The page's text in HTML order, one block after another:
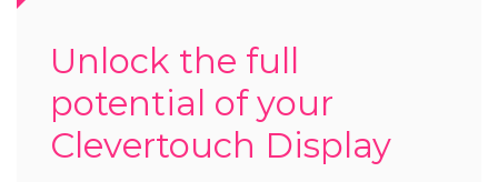
Unlock the full
potential of your
Clevertouch Display